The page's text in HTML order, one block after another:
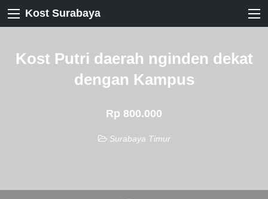
Kost Surabaya
Kost Putri daerah nginden dekat
dengan Kampus
Rp 800.000
Surabaya Timur